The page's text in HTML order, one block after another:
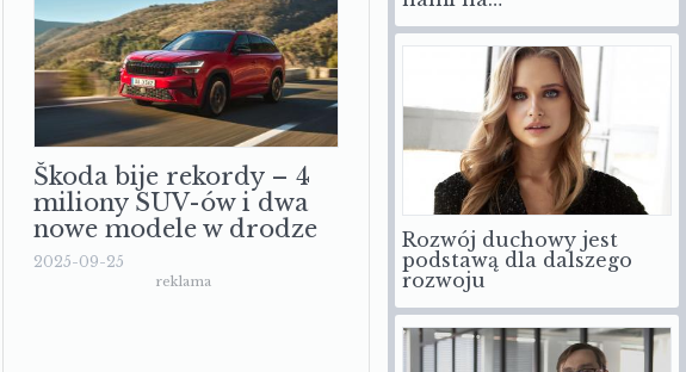
Škoda bije rekordy – 4
miliony SUV-ów i dwa
nowe modele w drodze
2025-09-25
reklama
Rozwój duchowy jest
podstawą dla dalszego
rozwoju